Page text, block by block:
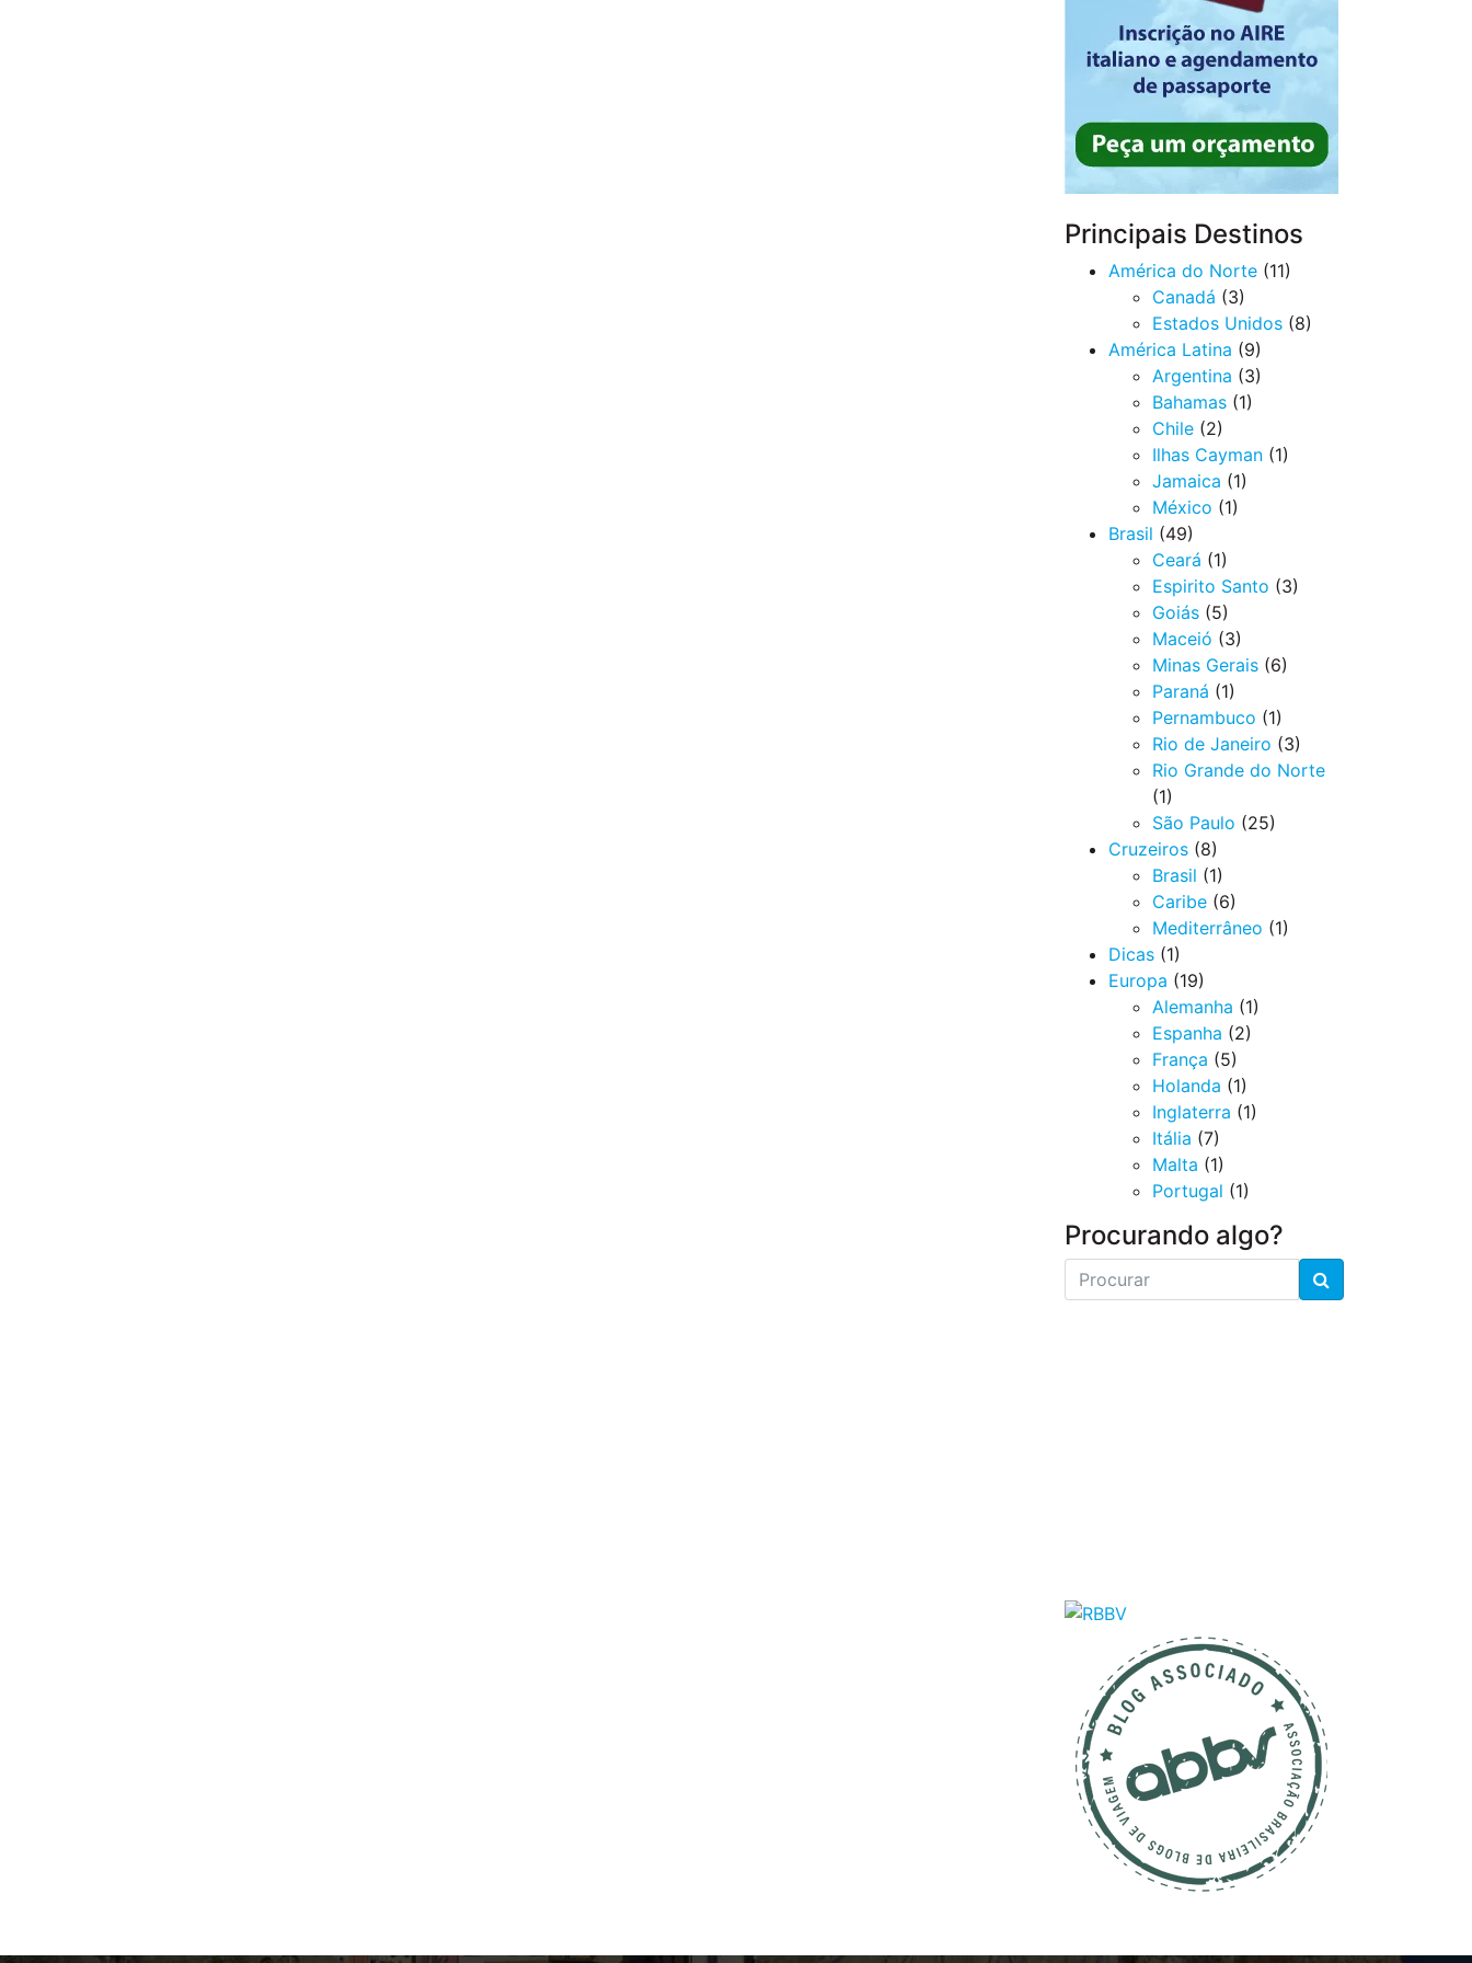
Principais Destinos
América do Norte (11)
Canadá (3)
Estados Unidos (8)
América Latina (9)
Argentina (3)
Bahamas (1)
Chile (2)
Ilhas Cayman (1)
Jamaica (1)
México (1)
Brasil (49)
Ceará (1)
Espirito Santo (3)
Goiás (5)
Maceió (3)
Minas Gerais (6)
Paraná (1)
Pernambuco (1)
Rio de Janeiro (3)
Rio Grande do Norte
(1)
São Paulo (25)
Cruzeiros (8)
Brasil (1)
Caribe (6)
Mediterrâneo (1)
Dicas (1)
Europa (19)
Alemanha (1)
Espanha (2)
França (5)
Holanda (1)
Inglaterra (1)
Itália (7)
Malta (1)
Portugal (1)
Procurando algo?